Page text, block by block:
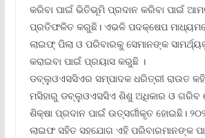
କରିବା ପାଇଁ ଭିତିଭୂମି ପ୍ରଦାନ କରିବା ପାଇଁ
ପ୍ରତିଫଳିତ କରୁଛି। ଏଭଳି ପଦକ୍ଷେପ
ଲାଇଫ୍ ପିଲା ଓ ପରିବାରକୁ ସେମାନଙ୍କ
କରାଇବା ପାଇଁ ପ୍ରୟାସ କରୁଛି ।
ଡବ୍ଲୁଓଏସସିଏର ସମ୍ପାଦକ ଧରିତ୍ରୀ ରାଉତ
ମସିହାରୁ ଡବ୍ଲୁଓଏସସିଏ ଶିଶୁ ଅଧିକାର ଓ ଗରିବ
ଶିକ୍ଷା ପ୍ରଦାନ ପାଇଁ ଉତ୍ସର୍ଗୀକୃତ ହୋଇଛି।
ଲାଇଫ ସହିତ ସହଯୋଗ ଏହି ପରିବାରମାନଙ୍କ